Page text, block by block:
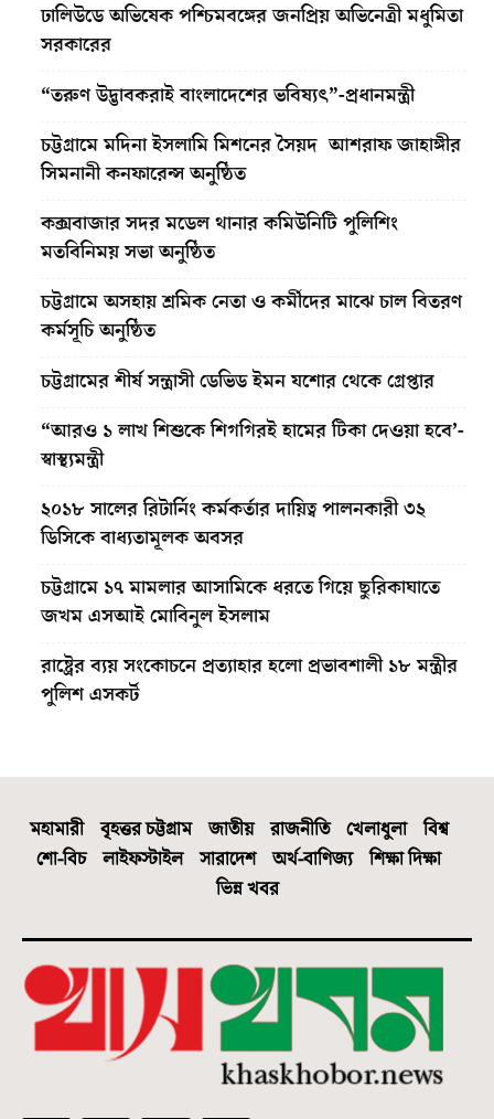
ঢালিউডে অভিষেক পশ্চিমবঙ্গের জনপ্রিয় অভিনেত্রী মধুমিতা
সরকারের
“তরুণ উদ্ভাবকরাই বাংলাদেশের ভবিষ্যৎ”-প্রধানমন্ত্রী
চট্টগ্রামে মদিনা ইসলামি মিশনের সৈয়দ আশরাফ জাহাঙ্গীর
সিমনানী কনফারেন্স অনুষ্ঠিত
কক্সবাজার সদর মডেল থানার কমিউনিটি পুলিশিং
মতবিনিময় সভা অনুষ্ঠিত
চট্টগ্রামে অসহায় শ্রমিক নেতা ও কর্মীদের মাঝে চাল বিতরণ
কর্মসূচি অনুষ্ঠিত
চট্টগ্রামের শীর্ষ সন্ত্রাসী ডেভিড ইমন যশোর থেকে গ্রেপ্তার
“আরও ১ লাখ শিশুকে শিগগিরই হামের টিকা দেওয়া হবে’-
স্বাস্থ্যমন্ত্রী
২০১৮ সালের রিটার্নিং কর্মকর্তার দায়িত্ব পালনকারী ৩২
ডিসিকে বাধ্যতামূলক অবসর
চট্টগ্রামে ১৭ মামলার আসামিকে ধরতে গিয়ে ছুরিকাঘাতে
জখম এসআই মোবিনুল ইসলাম
রাষ্ট্রের ব্যয় সংকোচনে প্রত্যাহার হলো প্রভাবশালী ১৮ মন্ত্রীর
পুলিশ এসকর্ট
মহামারী বৃহত্তর চট্টগ্রাম জাতীয় রাজনীতি খেলাধুলা
বিশ্ব
শো-বিচ
লাইফস্টাইল সারাদেশ অর্থ-বাণিজ্য
শিক্ষা দিক্ষা
ভিন্ন খবর